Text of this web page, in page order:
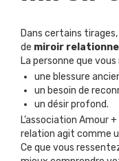
Dans certains
de miroir relationnel
La personne que
une blessure
un besoin de
un désir profond.
L’association Amour
relation agit comme
Ce que vous